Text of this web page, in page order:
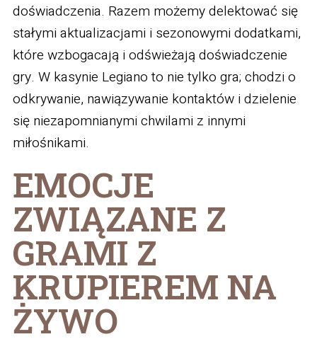
doświadczenia. Razem możemy delektować się
stałymi aktualizacjami i sezonowymi dodatkami,
które wzbogacają i odświeżają doświadczenie
gry. W kasynie Legiano to nie tylko gra; chodzi o
odkrywanie, nawiązywanie kontaktów i dzielenie
się niezapomnianymi chwilami z innymi
miłośnikami.
EMOCJE
ZWIĄZANE Z
GRAMI Z
KRUPIEREM NA
ŻYWO